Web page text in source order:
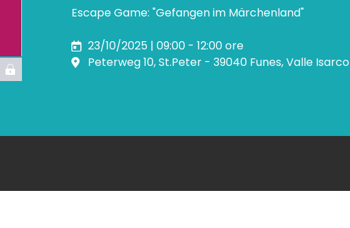
Escape Game: "Gefangen im Märchenland"
23/10/2025 | 09:00 - 12:00 ore
Peterweg 10, St.Peter - 39040 Funes, Valle Isarco